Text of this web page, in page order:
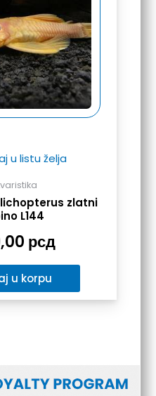
u listu želja
zlatni
L144
рсд
u korpu